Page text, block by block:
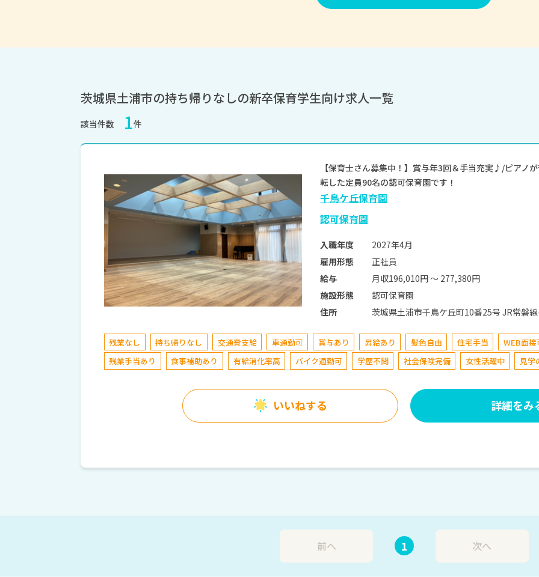
茨城県土浦市の持ち帰りなしの新卒保育学生向け求人一覧
該当件数 1件
【保育士さん募集中！】賞与年3回＆手当充実♪/ピアノ
転した定員90名の認可保育園です！
千鳥ケ丘保育園
認可保育園
入職年度
2027年4月
雇用形態
正社員
給与
月収196,010円 〜 277,380円
施設形態
認可保育園
住所
茨城県土浦市千鳥
残業なし 持ち帰りなし 交通費支給 車通勤可 賞与あり 昇給あり 髪色自由 住宅手当
WEB面接
残業手当あり
食事補助あり 有給消化率高 バイク通勤可 学歴不問 社会保険完備 女性活躍中 見学
いいねする 詳細をみ
前へ 1 次へ